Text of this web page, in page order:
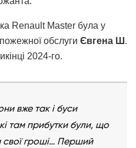
Renault Master була у
обслуги Євгена Ш .
2024-го.
вже так і буси
там прибутки були, що
гроші… Перший